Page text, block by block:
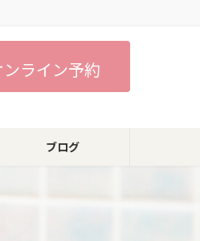
ンライン予約
ブログ